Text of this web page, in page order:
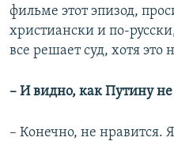
фильме этот эпизод,
христиански и по-
все решает суд, хотя это
– И видно, как Путину не
– Конечно, не нравится.